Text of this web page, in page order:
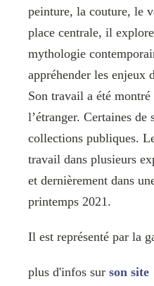
peinture, la couture, le
place centrale, il
mythologie
appréhender les enjeux
Son travail a été
l’étranger. Certaines de
collections publiques.
travail dans plusieurs
et dernièrement dans
printemps 2021.
Il est représenté par la
plus d'infos sur son site